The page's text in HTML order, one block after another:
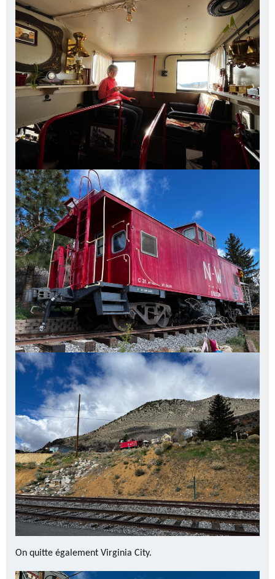
On quitte également Virginia City.